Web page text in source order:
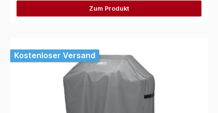
Zum Produkt
Kostenloser Versand